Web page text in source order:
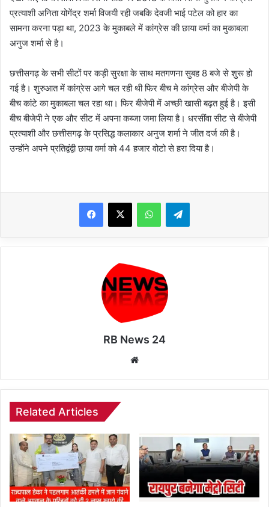
प्रत्याशी अनिता योगेंद्र शर्मा विजयी रही जबकि देवजी भाई पटेल को हार का
सामना करना पड़ा था, 2023 के मुकाबले में कांग्रेस की छाया वर्मा का मुकाबला
अनुज शर्मा से है।
छत्तीसगढ़ के सभी सीटों पर कड़ी सुरक्षा के साथ मतगणना सुबह 8 बजे से शुरू हो
गई है। शुरुआत में कांग्रेस आगे चल रही थी फिर बीच मे कांग्रेस और बीजेपी के
बीच कांटे का मुकाबला चल रहा था। फिर बीजेपी में अच्छी खासी बढ़त हुई है। इसी
बीच बीजेपी ने एक और सीट में अपना कब्जा जमा लिया है। धरसींवा सीट से बीजेपी
प्रत्याशी और छत्तीसगढ़ के प्रसिद्ध कलाकार अनुज शर्मा ने जीत दर्ज की है।
उन्होंने अपने प्रतिद्वंद्वी छाया वर्मा को 44 हजार वोटो से हरा दिया है।
WhatsAppTelegram
RB News 24
Related Articles